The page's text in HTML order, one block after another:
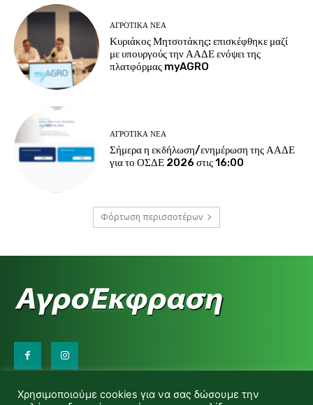
ΑΓΡΟΤΙΚΆ ΝΈΑ
Κυριάκος Μητσοτάκης: επισκέφθηκε μαζί
με υπουργούς την ΑΑΔΕ ενόψει της
πλατφόρμας myAGRO
ΑΓΡΟΤΙΚΆ ΝΈΑ
Σήμερα η εκδήλωση/ενημέρωση της ΑΑΔΕ
για το ΟΣΔΕ 2026 στις 16:00
Φόρτωση περισσοτέρων
d.makas@yahoo.gr
Χρησιμοποιούμε cookies για να σας δώσουμε την